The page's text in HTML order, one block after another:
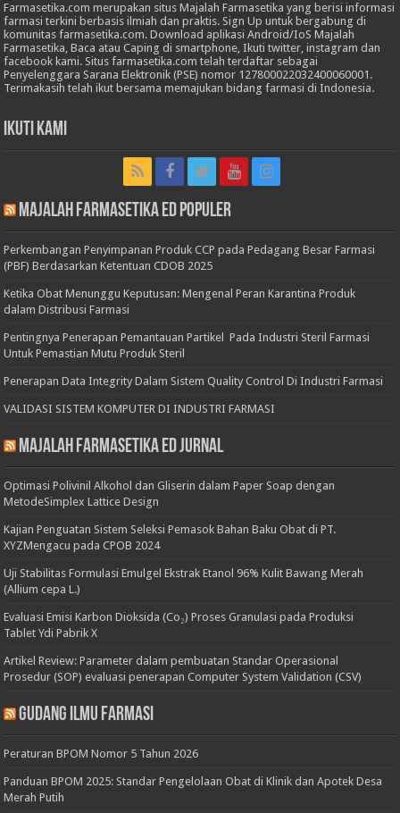
Farmasetika.com merupakan situs Majalah Farmasetika yang berisi informasi
farmasi terkini berbasis ilmiah dan praktis. Sign Up untuk bergabung di
komunitas farmasetika.com. Download aplikasi Android/IoS Majalah
Farmasetika, Baca atau Caping di smartphone, Ikuti twitter, instagram dan
facebook kami. Situs farmasetika.com telah terdaftar sebagai
Penyelenggara Sarana Elektronik (PSE) nomor 127800022032400060001.
Terimakasih telah ikut bersama memajukan bidang farmasi di Indonesia.
Ikuti Kami
Majalah Farmasetika Ed Populer
Perkembangan Penyimpanan Produk CCP pada Pedagang Besar Farmasi
(PBF) Berdasarkan Ketentuan CDOB 2025
Ketika Obat Menunggu Keputusan: Mengenal Peran Karantina Produk
dalam Distribusi Farmasi
Pentingnya Penerapan Pemantauan Partikel Pada Industri Steril Farmasi
Untuk Pemastian Mutu Produk Steril
Penerapan Data Integrity Dalam Sistem Quality Control Di Industri Farmasi
VALIDASI SISTEM KOMPUTER DI INDUSTRI FARMASI
Majalah Farmasetika Ed Jurnal
Optimasi Polivinil Alkohol dan Gliserin dalam Paper Soap dengan
MetodeSimplex Lattice Design
Kajian Penguatan Sistem Seleksi Pemasok Bahan Baku Obat di PT.
XYZMengacu pada CPOB 2024
Uji Stabilitas Formulasi Emulgel Ekstrak Etanol 96% Kulit Bawang Merah
(Allium cepa L.)
Evaluasi Emisi Karbon Dioksida (Co₂) Proses Granulasi pada Produksi
Tablet Ydi Pabrik X
Artikel Review: Parameter dalam pembuatan Standar Operasional
Prosedur (SOP) evaluasi penerapan Computer System Validation (CSV)
Gudang Ilmu Farmasi
Peraturan BPOM Nomor 5 Tahun 2026
Panduan BPOM 2025: Standar Pengelolaan Obat di Klinik dan Apotek Desa
Merah Putih